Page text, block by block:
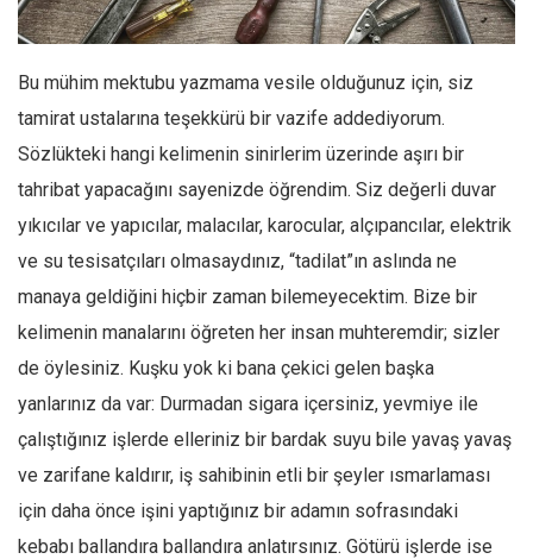
Instagram
YouTube
Editörden
Kemal Özer
Mahmut Toptaş
Yvonne Ridley
Barış Tarımcıoğlu
Ömer Kayani
Yusuf Armağan
Hasanali Yıldırım
Leyla Şerif Emin
Selçuk Türkyılmaz
Bu mühim mektubu yazmama vesile olduğunuz için, siz
tamirat ustalarına teşekkürü bir vazife addediyorum.
Sözlükteki hangi kelimenin sinirlerim üzerinde aşırı bir
tahribat yapacağını sayenizde öğrendim. Siz değerli duvar
yıkıcılar ve yapıcılar, malacılar, karocular, alçıpancılar, elektrik
ve su tesisatçıları olmasaydınız, “tadilat”ın aslında ne
manaya geldiğini hiçbir zaman bilemeyecektim. Bize bir
kelimenin manalarını öğreten her insan muhteremdir; sizler
de öylesiniz. Kuşku yok ki bana çekici gelen başka
yanlarınız da var: Durmadan sigara içersiniz, yevmiye ile
çalıştığınız işlerde elleriniz bir bardak suyu bile yavaş yavaş
ve zarifane kaldırır, iş sahibinin etli bir şeyler ısmarlaması
için daha önce işini yaptığınız bir adamın sofrasındaki
kebabı ballandıra ballandıra anlatırsınız. Götürü işlerde ise